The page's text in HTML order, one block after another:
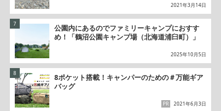
2021年3月14日
公園内にあるのでファミリーキャンプにおすす
め！「鶴沼公園キャンプ場（北海道浦臼町）」
2025年10月5日
8ポケット搭載！キャンパーのための＃万能ギア
バッグ
2021年6月3日
PR